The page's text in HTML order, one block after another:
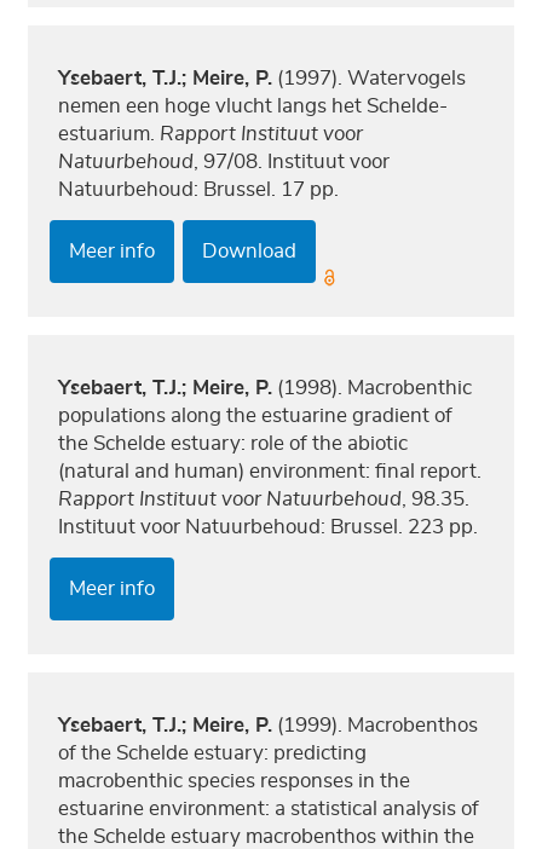
Ysebaert, T.J.; Meire, P. (1997). Watervogels
nemen een hoge vlucht langs het Schelde-
estuarium. Rapport Instituut voor
Natuurbehoud , 97/08. Instituut voor
Natuurbehoud: Brussel. 17 pp.
Meer info Download
Ysebaert, T.J.; Meire, P. (1998). Macrobenthic
populations along the estuarine gradient of
the Schelde estuary: role of the abiotic
(natural and human) environment: final report.
Rapport Instituut voor Natuurbehoud , 98.35.
Instituut voor Natuurbehoud: Brussel. 223 pp.
Meer info
Ysebaert, T.J.; Meire, P. (1999). Macrobenthos
of the Schelde estuary: predicting
macrobenthic species responses in the
estuarine environment: a statistical analysis of
the Schelde estuary macrobenthos within the